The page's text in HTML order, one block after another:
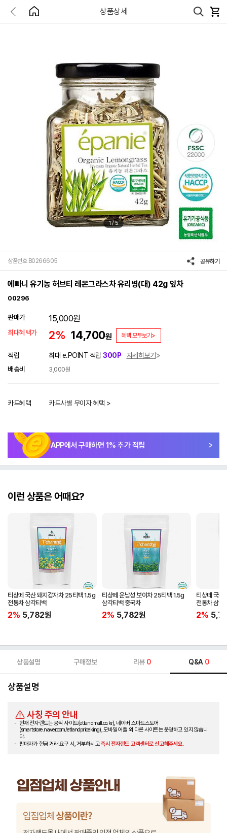
상품상세
1/5
상품번호 B0266605 공유하기
에빠니 유기농 허브티 레몬그라스차 유리병(대) 42g 잎차
00296
판매가 15,000원
최대혜택가 2% 14,700원 혜택 모두보기>
적립 최대 e.POINT 적립 300P
자세히보기
배송비
3,000원
카드혜택 카드사별 무이자 혜택 >
APP에서 구매하면 1% 추가 적립
이런 상품은 어때요?
티샹떼 국산 돼지감자차 25티백 1.5g
전통차 삼각티백
2% 5,782원
티샹떼 운남성 보이차 25티백 1.5g
삼각티백 중국차
2% 5,782원
티샹떼 국산
전통차 삼각
2%
상품설명 구매정보 리뷰 0 Q&A 0
상품설명
사칭 주의 안내
현재 전자랜드는 공식 사이트(etlandmall.co.kr), 네이버 스마트스토어
(smartstore.naver.com/etlandpriceking), 모바일 어플 외 다른 사이트는 운영하고 있지 않습니
다.
판매자가 현금 거래 요구 시, 거부하시고즉시 전자랜드 고객센터로 신고해주세요.